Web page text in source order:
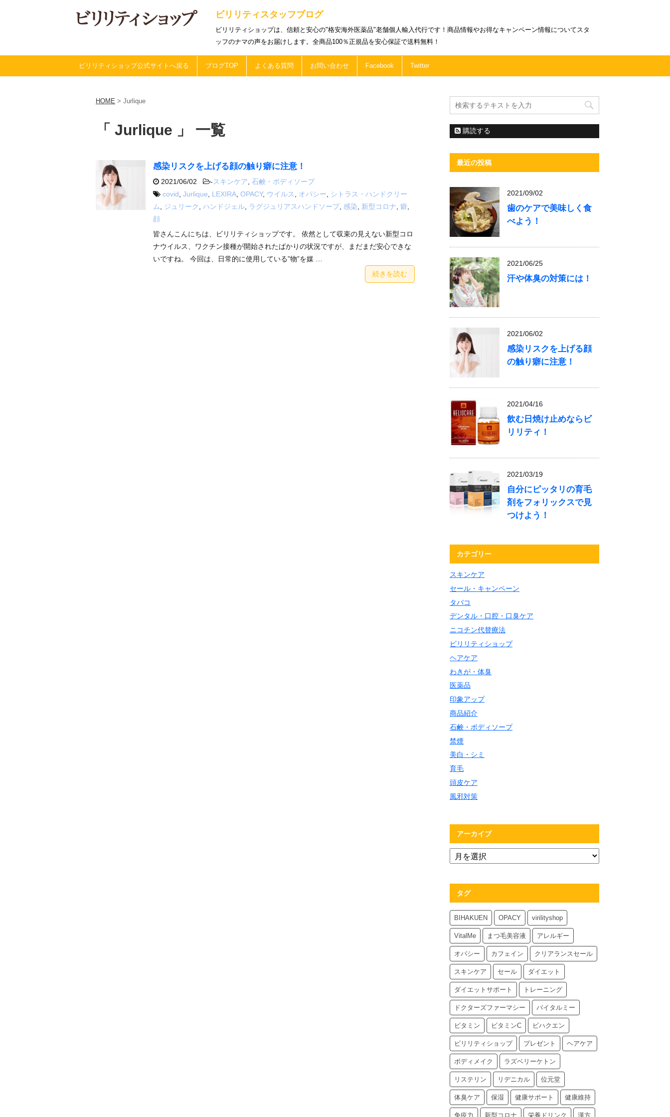
ビリリティスタッフブログ
ビリリティショップは、信頼と安心の"格安海外医薬品"老舗個人輸入代行です！商品情報やお得なキャンペーン情報についてスタ
ッフのナマの声をお届けします。全商品100％正規品を安心保証で送料無料！
ビリリティショップ公式サイトへ戻る ブログTOP よくある質問 お問い合わせ Facebook Twitter
HOME > Jurlique
「 Jurlique 」 一覧
感染リスクを上げる顔の触り癖に注意！
2021/06/02 -スキンケア 石鹸・ボディソープ
covid Jurlique LEXIRA OPACY, ウイルス オパシー
シトラス・ハンドクリー
ム
ジュリーク ハンドジェル ラグジュリアスハンドソープ, 感染 新型コロナ 癖
顔
皆さんこんにちは、ビリリティショップです。 依然として収束の見えない新型コロ
ナウイルス、ワクチン接種が開始されたばかりの状況ですが、まだまだ安心できな
いですね。 今回は、日常的に使用している”物”を媒 …
続きを読む
購読する
最近の投稿
2021/09/02
歯のケアで美味しく食
べよう！
2021/06/25
汗や体臭の対策には！
2021/06/02
感染リスクを上げる顔
の触り癖に注意！
2021/04/16
飲む日焼け止めならビ
リリティ！
2021/03/19
自分にピッタリの育毛
剤をフォリックスで見
つけよう！
カテゴリー
スキンケア
セール・キャンペーン
タバコ
デンタル・口腔・口臭ケア
ニコチン代替療法
ビリリティショップ
ヘアケア
わきが・体臭
医薬品
印象アップ
商品紹介
石鹸・ボディソープ
禁煙
美白・シミ
育毛
頭皮ケア
風邪対策
アーカイブ
タグ
BIHAKUEN OPACY virilityshop
VitalMe まつ毛美容液 アレルギー
オパシー カフェイン クリアランスセール
スキンケア セール ダイエット
ダイエットサポート トレーニング
ドクターズファーマシー バイタルミー
ビタミン ビタミンC ビハクエン
ビリリティショップ プレゼント ヘアケア
ボディメイク ラズベリーケトン
リステリン リデニカル 位元堂
体臭ケア 保湿 健康サポート 健康維持
免疫力 新型コロナ 栄養ドリンク 漢方